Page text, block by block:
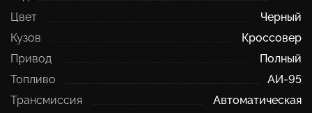
Цвет
Черный
Кузов
Кроссовер
Привод
Полный
Топливо
АИ-95
Трансмиссия
Автоматическая